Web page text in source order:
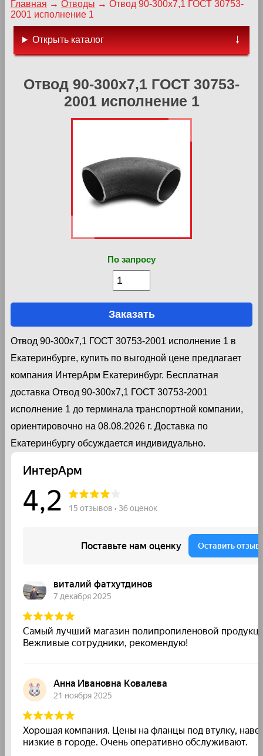
Главная → Отводы → Отвод 90-300х7,1 ГОСТ 30753-
2001 исполнение 1
Отвод 90-300х7,1 ГОСТ 30753-
2001 исполнение 1
По запросу
Заказать
Отвод 90-300х7,1 ГОСТ 30753-2001 исполнение 1 в
Екатеринбурге, купить по выгодной цене предлагает
компания ИнтерАрм Екатеринбург. Бесплатная
доставка Отвод 90-300х7,1 ГОСТ 30753-2001
исполнение 1 до терминала транспортной компании,
ориентировочно на 08.08.2026 г. Доставка по
Екатеринбургу обсуждается индивидуально.
Открыть каталог